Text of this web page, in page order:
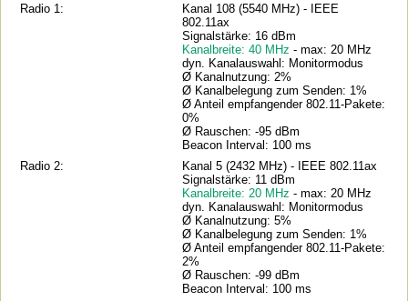
Radio 1:
Kanal 108 (5540 MHz) - IEEE
802.11ax
Signalstärke: 16 dBm
Kanalbreite: 40 MHz- max: 20 MHz
dyn. Kanalauswahl: Monitormodus
Ø Kanalnutzung: 2%
Ø Kanalbelegung zum Senden: 1%
Ø Anteil empfangender 802.11-Pakete:
0%
Ø Rauschen: -95 dBm
Beacon Interval: 100 ms
Radio 2:
Kanal 5 (2432 MHz) - IEEE 802.11ax
Signalstärke: 11 dBm
Kanalbreite: 20 MHz- max: 20 MHz
dyn. Kanalauswahl: Monitormodus
Ø Kanalnutzung: 5%
Ø Kanalbelegung zum Senden: 1%
Ø Anteil empfangender 802.11-Pakete:
2%
Ø Rauschen: -99 dBm
Beacon Interval: 100 ms